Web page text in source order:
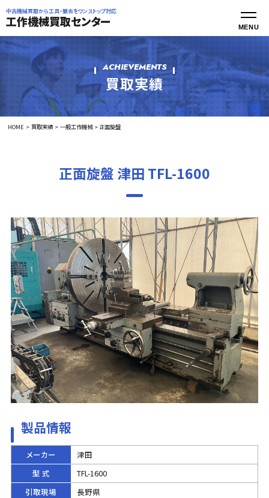
中古機械買取から工具・撤去をワンストップ対応
工作機械買取センター
ACHIEVEMENTS
買取実績
HOME 買取実績 一般工作機械 正面旋盤
正面旋盤 津田 TFL-1600
製品情報
メーカー
津田
型 式
TFL-1600
引取現場
長野県